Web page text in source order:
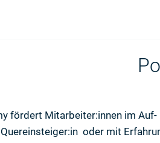
fördert Mitarbeiter:innen im
oder mit